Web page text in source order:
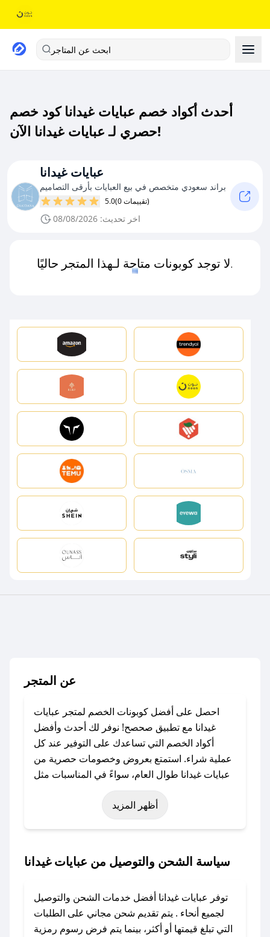
ابحث عن المتاجر
أحدث أكواد خصم عبايات غيدانا كود خصم
حصري لـ عبايات غيدانا الآن!
عبايات غيدانا
براند سعودي متخصص في بيع العبايات بأرقى التصاميم
5.0 (0 تقييمات)
اخر تحديث: 08/08/2026
لا توجد كوبونات متاحة لـهذا المتجر حاليًا.
عن المتجر
احصل على أفضل كوبونات الخصم لمتجر عبايات
غيدانا مع تطبيق صحصح! نوفر لك أحدث وأفضل
أكواد الخصم التي تساعدك على التوفير عند كل
عملية شراء. استمتع بعروض وخصومات حصرية من
عبايات غيدانا طوال العام، سواءً في المناسبات مثل
عيد الفطر، عيد الأضحى، الجمعة البيضاء (شهر
نوفمبر)، رمضان، اليوم الوطني، يوم التأسيس، أو
حتى عروض خاصة أخرى.
باستخدام تطبيق صحصح، يمكنك العثور بسهولة على
الكوبون، تواصل معنا عبر تويتر أو البريد الإلكتروني
لإضافته بسرعة.
أظهر المزيد
سياسة الشحن والتوصيل من عبايات غيدانا
توفر عبايات غيدانا أفضل خدمات الشحن والتوصيل
لجميع أنحاء . يتم تقديم شحن مجاني على الطلبات
التي تبلغ قيمتها أو أكثر، بينما يتم فرض رسوم رمزية